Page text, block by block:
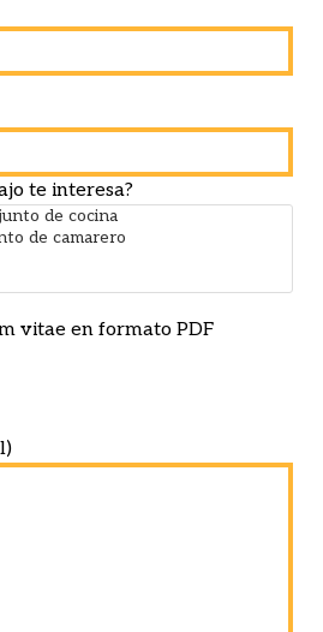
te interesa?
vitae en formato PDF